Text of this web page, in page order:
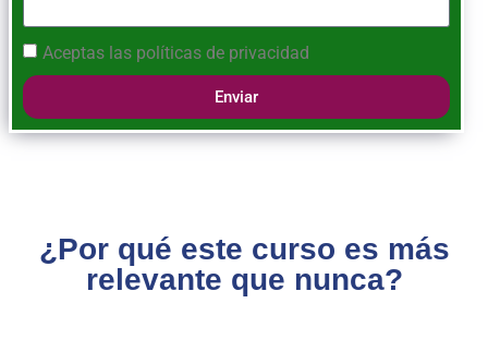
Aceptas las políticas de privacidad
Enviar
¿Por qué este curso es más
relevante que nunca?